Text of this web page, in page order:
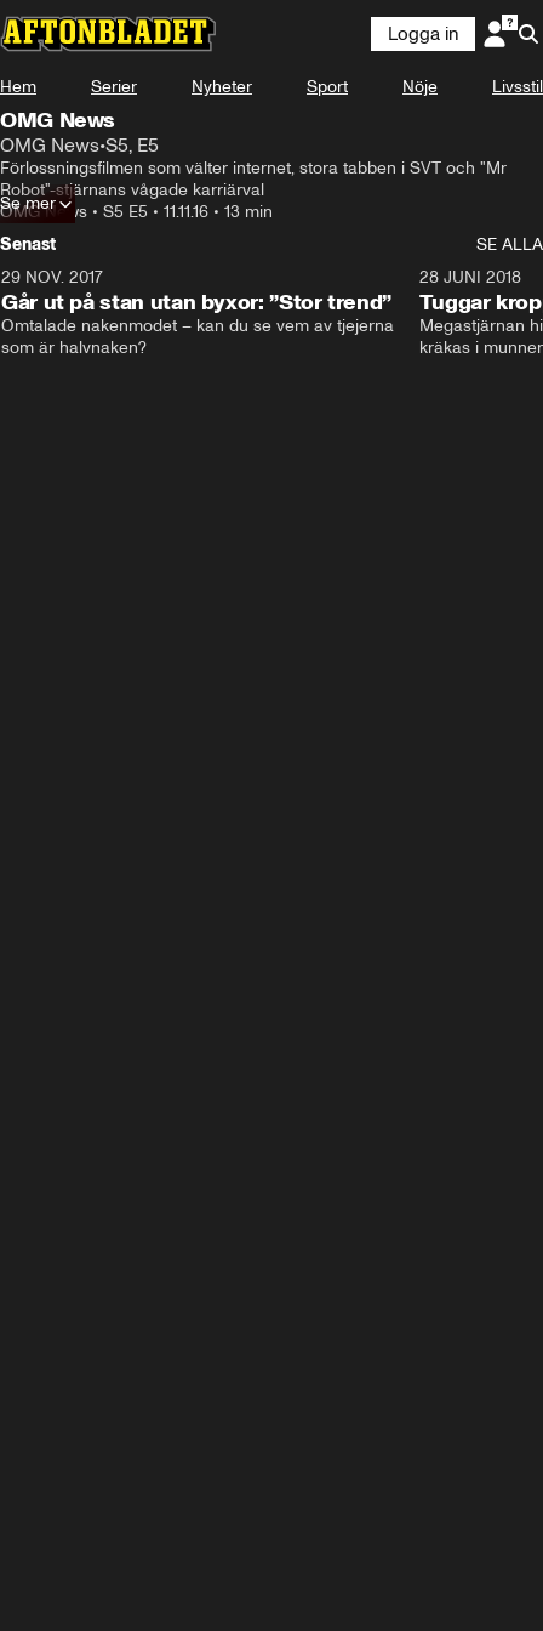
Logga in
Hem Serier Nyheter Sport Nöje Livsstil
OMG News
OMG News•S5, E5
Förlossningsfilmen som välter internet, stora tabben i SVT och "Mr
Robot"-stjärnans vågade karriärval
OMG News • S5 E5 • 11.11.16 • 13 min
Se mer
Senast
SE ALLA
29 NOV. 2017
Går ut på stan utan byxor: ”Stor trend”
Omtalade nakenmodet – kan du se vem av tjejerna
som är halvnaken?
28 JUNI 2018
Tuggar
Megastjärnan
kräkas i